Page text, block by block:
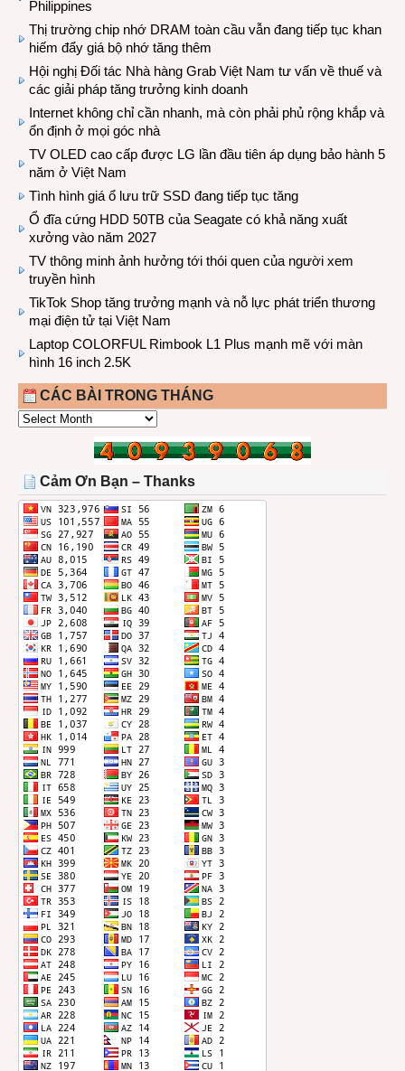
Philippines
Thị trường chip nhớ DRAM toàn cầu vẫn đang tiếp tục khan
hiếm đẩy giá bộ nhớ tăng thêm
Hội nghị Đối tác Nhà hàng Grab Việt Nam tư vấn về thuế và
các giải pháp tăng trưởng kinh doanh
Internet không chỉ cần nhanh, mà còn phải phủ rộng khắp và
ổn định ở mọi góc nhà
TV OLED cao cấp được LG lần đầu tiên áp dụng bảo hành 5
năm ở Việt Nam
Tình hình giá ổ lưu trữ SSD đang tiếp tục tăng
Ổ đĩa cứng HDD 50TB của Seagate có khả năng xuất
xưởng vào năm 2027
TV thông minh ảnh hưởng tới thói quen của người xem
truyền hình
TikTok Shop tăng trưởng mạnh và nỗ lực phát triển thương
mại điện tử tại Việt Nam
Laptop COLORFUL Rimbook L1 Plus mạnh mẽ với màn
hình 16 inch 2.5K
CÁC BÀI TRONG THÁNG
CÁC
THÁNG
Cảm Ơn Bạn – Thanks